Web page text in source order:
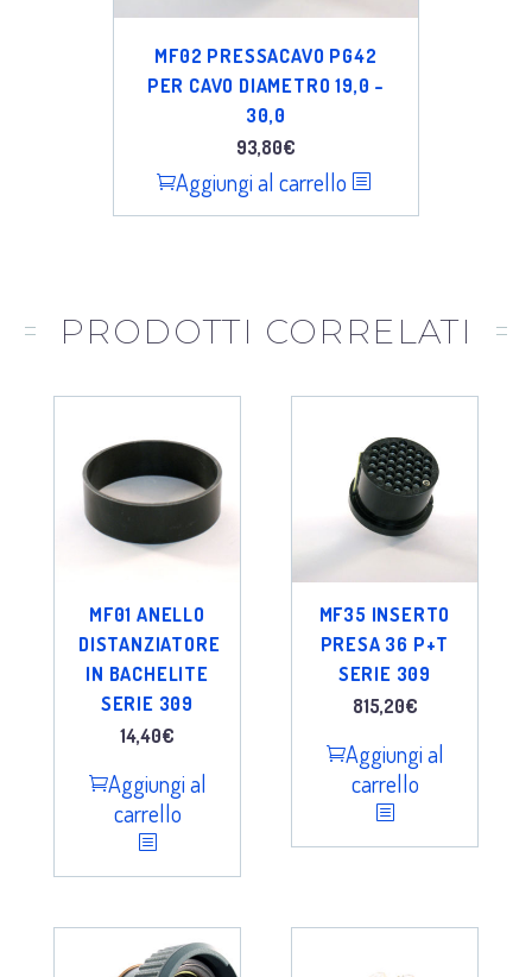
MF02 PRESSACAVO PG42
PER CAVO DIAMETRO 19,0 –
30,0
93,80€
Aggiungi al carrello
PRODOTTI CORRELATI
MF01 ANELLO
DISTANZIATORE
IN BACHELITE
SERIE 309
14,40€
Aggiungi al
carrello
MF35 INSERTO
PRESA 36 P+T
SERIE 309
815,20€
Aggiungi al
carrello